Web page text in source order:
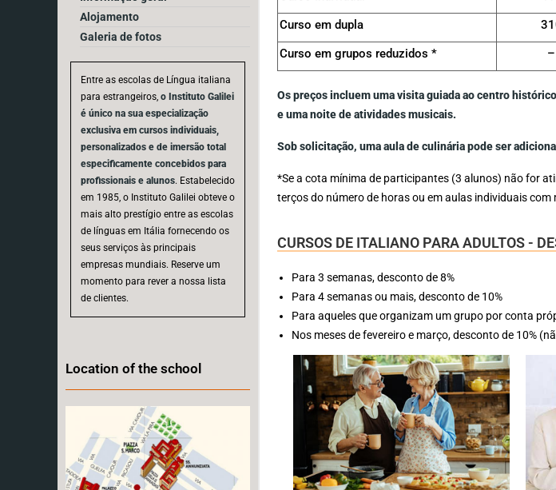
Alojamento
Galeria de fotos
Entre as escolas de Língua italiana
para estrangeiros, o Instituto Galilei
é único na sua especialização
exclusiva em cursos individuais,
personalizados e de imersão total
especificamente concebidos para
profissionais e alunos. Estabelecido
em 1985, o Instituto Galilei obteve o
mais alto prestígio entre as escolas
de línguas em Itália fornecendo os
seus serviços às principais
empresas mundiais. Reserve um
momento para rever a nossa lista
de clientes.
Location of the school
Curso em dupla
Curso em grupos reduzidos * –
Os preços incluem uma visita guiada ao centro
e uma noite de atividades musicais.
Sob solicitação, uma aula de culinária pode ser
*Se a cota mínima de participantes (3 alunos) não for
terços do número de horas ou em aulas individuais com
CURSOS DE ITALIANO PARA ADULTOS -
Para 3 semanas, desconto de 8%
Para 4 semanas ou mais, desconto de 10%
Para aqueles que organizam um grupo por conta
Nos meses de fevereiro e março, desconto de 10%